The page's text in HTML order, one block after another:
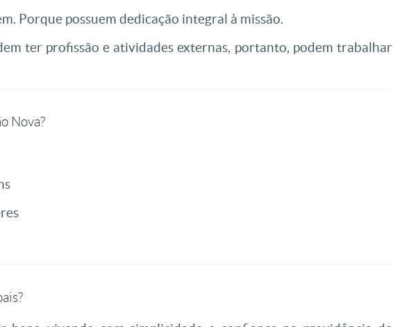
Porque possuem dedicação integral à missão.
ter profissão e atividades externas, portanto, podem trabalhar
Nova?